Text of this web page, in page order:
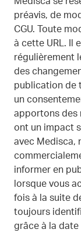
préavis, de
CGU. Toute
à cette URL. Il
régulièrement
des
publication de
un
apportons des
ont un impact
avec Medisca,
informer en
lorsque vous
fois à la suite
toujours
grâce à la